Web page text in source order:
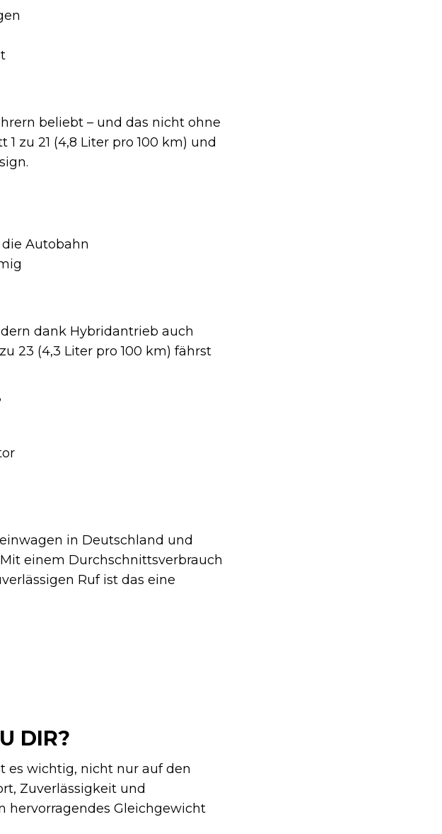
beliebt – und das nicht ohne
zu 21 (4,8 Liter pro 100 km) und
Autobahn
dank Hybridantrieb auch
23 (4,3 Liter pro 100 km) fährst
in Deutschland und
einem Durchschnittsverbrauch
Ruf ist das eine
DIR?
es wichtig, nicht nur auf den
Zuverlässigkeit und
hervorragendes Gleichgewicht